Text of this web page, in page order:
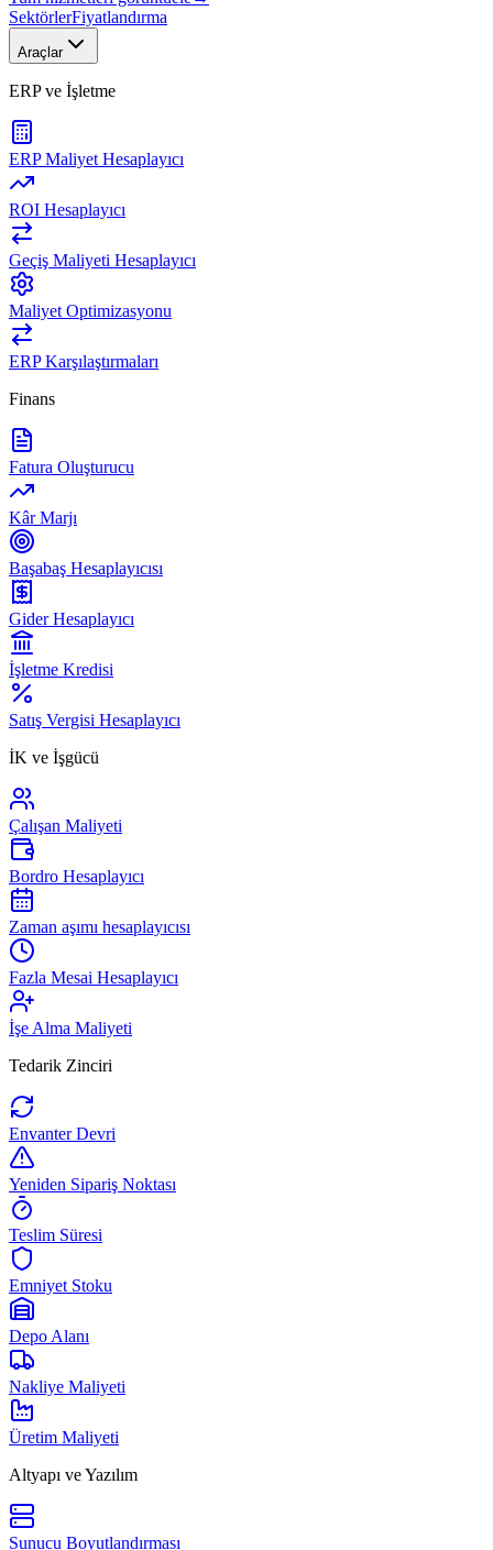
SektörlerFiyatlandırma
Araçlar
ERP ve İşletme
ERP Maliyet Hesaplayıcı
ROI Hesaplayıcı
Geçiş Maliyeti Hesaplayıcı
Maliyet Optimizasyonu
ERP Karşılaştırmaları
Finans
Fatura Oluşturucu
Kâr Marjı
Başabaş Hesaplayıcısı
Gider Hesaplayıcı
İşletme Kredisi
Satış Vergisi Hesaplayıcı
İK ve İşgücü
Çalışan Maliyeti
Bordro Hesaplayıcı
Zaman aşımı hesaplayıcısı
Fazla Mesai Hesaplayıcı
İşe Alma Maliyeti
Tedarik Zinciri
Envanter Devri
Yeniden Sipariş Noktası
Teslim Süresi
Emniyet Stoku
Depo Alanı
Nakliye Maliyeti
Üretim Maliyeti
Altyapı ve Yazılım
Sunucu Boyutlandırması